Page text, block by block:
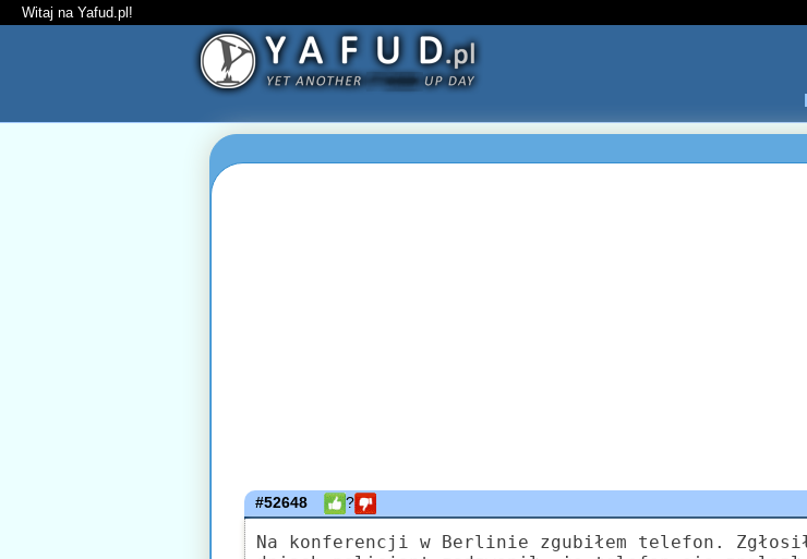
Witaj na Yafud.pl!
#52648 ?
Na konferencji w Berlinie zgubiłem telefon.